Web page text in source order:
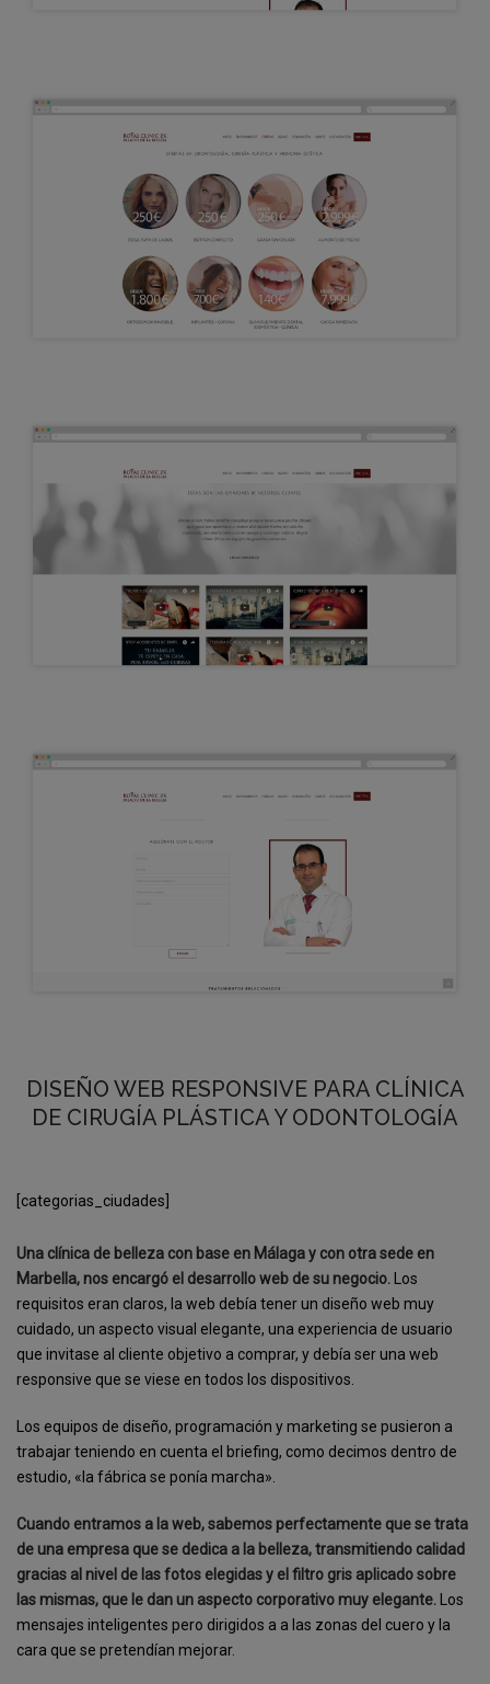
DISEÑO WEB RESPONSIVE PARA CLÍNICA
DE CIRUGÍA PLÁSTICA Y ODONTOLOGÍA
[categorias_ciudades]
Una clínica de belleza con base en Málaga y con otra sede en
Marbella, nos encargó el desarrollo web de su negocio. Los
requisitos eran claros, la web debía tener un diseño web muy
cuidado, un aspecto visual elegante, una experiencia de usuario
que invitase al cliente objetivo a comprar, y debía ser una web
responsive que se viese en todos los dispositivos.
Los equipos de diseño, programación y marketing se pusieron a
trabajar teniendo en cuenta el briefing, como decimos dentro de
estudio, «la fábrica se ponía marcha».
Cuando entramos a la web, sabemos perfectamente que se trata
de una empresa que se dedica a la belleza, transmitiendo calidad
gracias al nivel de las fotos elegidas y el filtro gris aplicado sobre
las mismas, que le dan un aspecto corporativo muy elegante. Los
mensajes inteligentes pero dirigidos a a las zonas del cuero y la
cara que se pretendían mejorar.